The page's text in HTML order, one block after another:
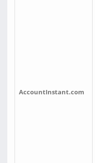
AccountInstant.com